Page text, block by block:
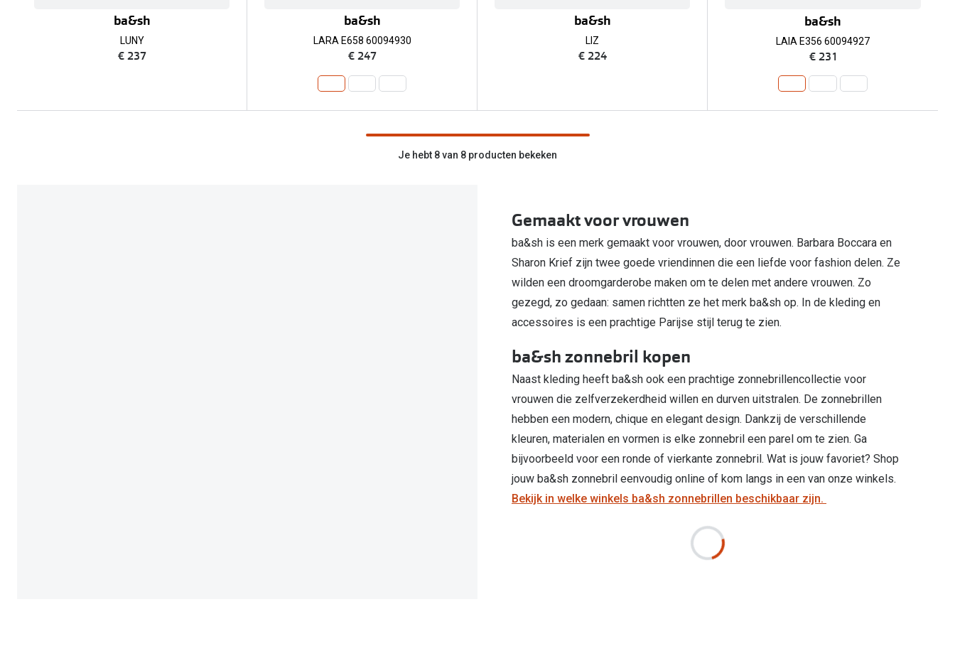
ba&sh
LUNY
€ 237
ba&sh
LARA E658 60094930
€ 247
ba&sh
LIZ
€ 224
ba&sh
LAIA E356 60094927
€ 231
Je hebt 8 van 8 producten bekeken
Gemaakt voor vrouwen
ba&sh is een merk gemaakt voor vrouwen, door vrouwen. Barbara Boccara en
Sharon Krief zijn twee goede vriendinnen die een liefde voor fashion delen. Ze
wilden een droomgarderobe maken om te delen met andere vrouwen. Zo
gezegd, zo gedaan: samen richtten ze het merk ba&sh op. In de kleding en
accessoires is een prachtige Parijse stijl terug te zien.
ba&sh zonnebril kopen
Naast kleding heeft ba&sh ook een prachtige zonnebrillencollectie voor
vrouwen die zelfverzekerdheid willen en durven uitstralen. De zonnebrillen
hebben een modern, chique en elegant design. Dankzij de verschillende
kleuren, materialen en vormen is elke zonnebril een parel om te zien. Ga
bijvoorbeeld voor een ronde of vierkante zonnebril. Wat is jouw favoriet? Shop
jouw ba&sh zonnebril eenvoudig online of kom langs in een van onze winkels.
Bekijk in welke winkels ba&sh zonnebrillen beschikbaar zijn.